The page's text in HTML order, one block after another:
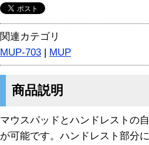
関連カテゴリ
MUP-703 | MUP
商品説明
マウスパッドとハンドレストの
が可能です。ハンドレスト部分